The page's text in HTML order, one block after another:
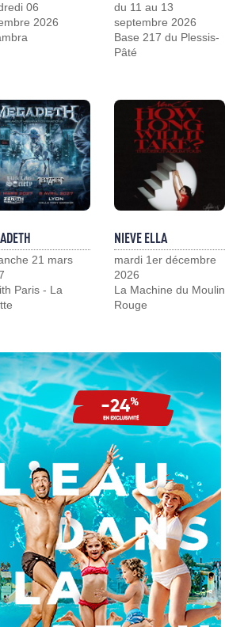
06
2026
du 11 au 13
septembre 2026
Base 217 du Plessis-
Pâté
21 mars
Paris - La
NIEVE ELLA
mardi 1er décembre
2026
La Machine du Moulin
Rouge